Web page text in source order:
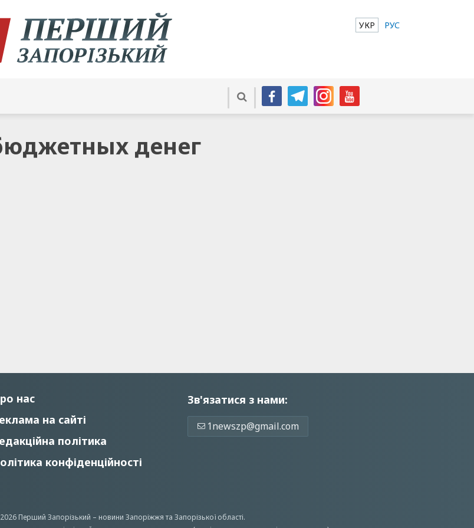
УКР РУС
денег
нас
на сайті
політика
конфіденційності
Зв'язатися з нами:
1newszp@gmail.com
Перший Запорізький – новини Запоріжжята Запорізької області.